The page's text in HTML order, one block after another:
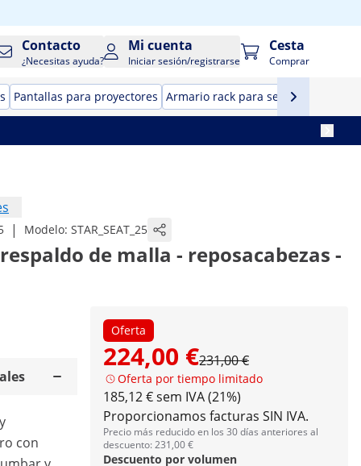
Contacto
¿Necesitas ayuda?
Mi cuenta
Iniciar sesión/registrarse
Cesta
Comprar
Pantallas para proyectores Armario rack para servidor
| Modelo: STAR_SEAT_25
de malla - reposacabezas -
Oferta
224,00 €231,00 €
Oferta por tiempo limitado
185,12 € sem IVA (21%)
Proporcionamos facturas SIN IVA.
Precio más reducido en los 30 días anteriores al
descuento: 231,00 €
Descuento por volumen
con